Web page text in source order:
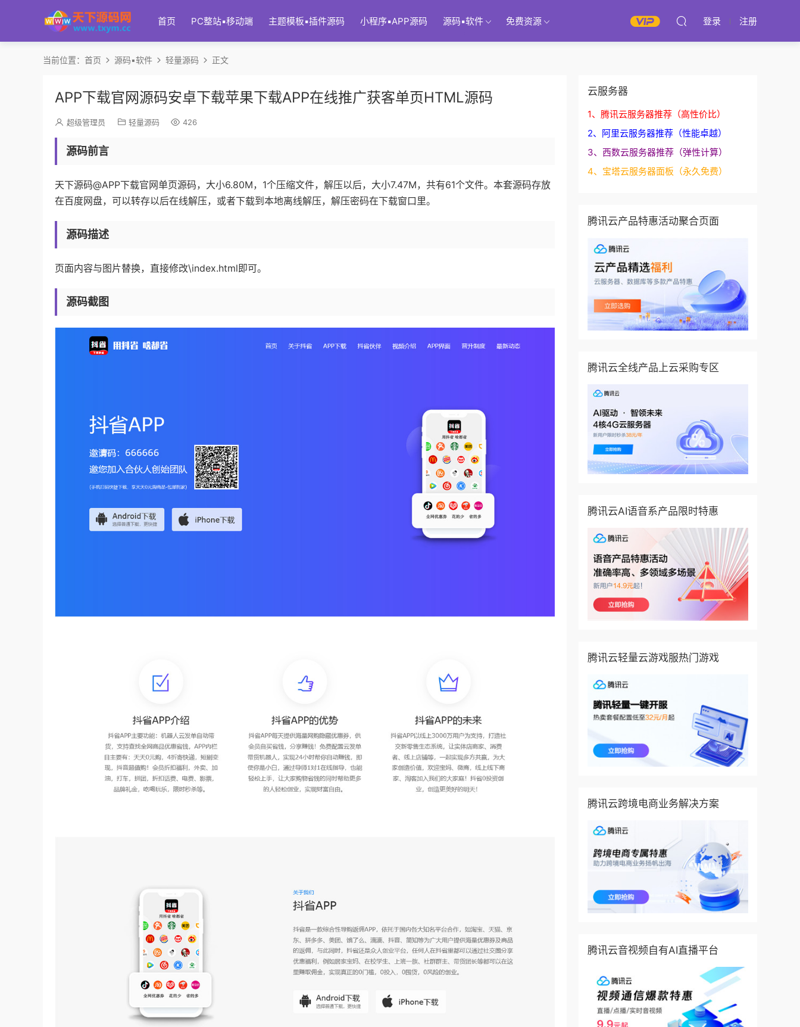
首页 PC整站▪移动端 主题模板▪插件源码 小程序▪APP源码 源码▪软件 免费资源 登录 注册
当前位置： 首页 源码▪软件 轻量源码 正文
APP下载官网源码安卓下载苹果下载APP在线推广获客单页HTML源码
超级管理员 轻量源码 426
源码前言
天下源码@APP下载官网单页源码，大小6.80M，1个压缩文件，解压以后，大小7.47M，共有61个文件。本套源码存放
在百度网盘，可以转存以后在线解压，或者下载到本地离线解压，解压密码在下载窗口里。
源码描述
页面内容与图片替换，直接修改\index.html即可。
源码截图
云服务器
1、腾讯云服务器推荐（高性价比）
2、阿里云服务器推荐（性能卓越）
3、西数云服务器推荐（弹性计算）
4、宝塔云服务器面板（永久免费）
腾讯云产品特惠活动聚合页面
腾讯云全线产品上云采购专区
腾讯云AI语音系产品限时特惠
腾讯云轻量云游戏服热门游戏
腾讯云跨境电商业务解决方案
腾讯云音视频自有AI直播平台